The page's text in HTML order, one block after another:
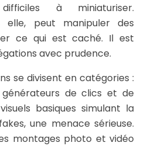
à miniaturiser.
elle, peut manipuler des
ce qui est caché. Il est
avec prudence.
se divisent en catégories :
générateurs de clics et de
basiques simulant la
une menace sérieuse.
montages photo et vidéo